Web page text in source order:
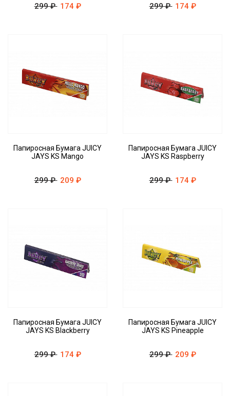
299 ₽ 174 ₽ 299 ₽ 174 ₽
Папиросная Бумага JUICY
JAYS KS Mango
299 ₽ 209 ₽
Папиросная Бумага JUICY
JAYS KS Raspberry
299 ₽ 174 ₽
Папиросная Бумага JUICY
JAYS KS Blackberry
299 ₽ 174 ₽
Папиросная Бумага JUICY
JAYS KS Pineapple
299 ₽ 209 ₽